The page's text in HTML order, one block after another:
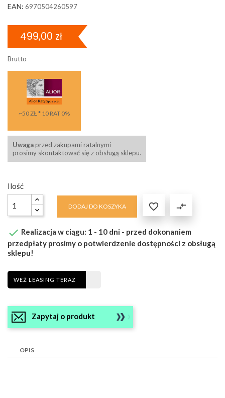
EAN: 6970504260597
499,00 zł
Brutto
~50 ZŁ * 10 RAT 0%
Uwaga przed zakupami ratalnymi
prosimy skontaktować się z obsługą sklepu.
Ilość
DODAJ DO KOSZYKA  compare_arrows
 Realizacja w ciągu: 1 - 10 dni - przed dokonaniem
przedpłaty prosimy o potwierdzenie dostępności z obsługą
sklepu!
WEŹ LEASING TERAZ
Zapytaj o produkt
OPIS